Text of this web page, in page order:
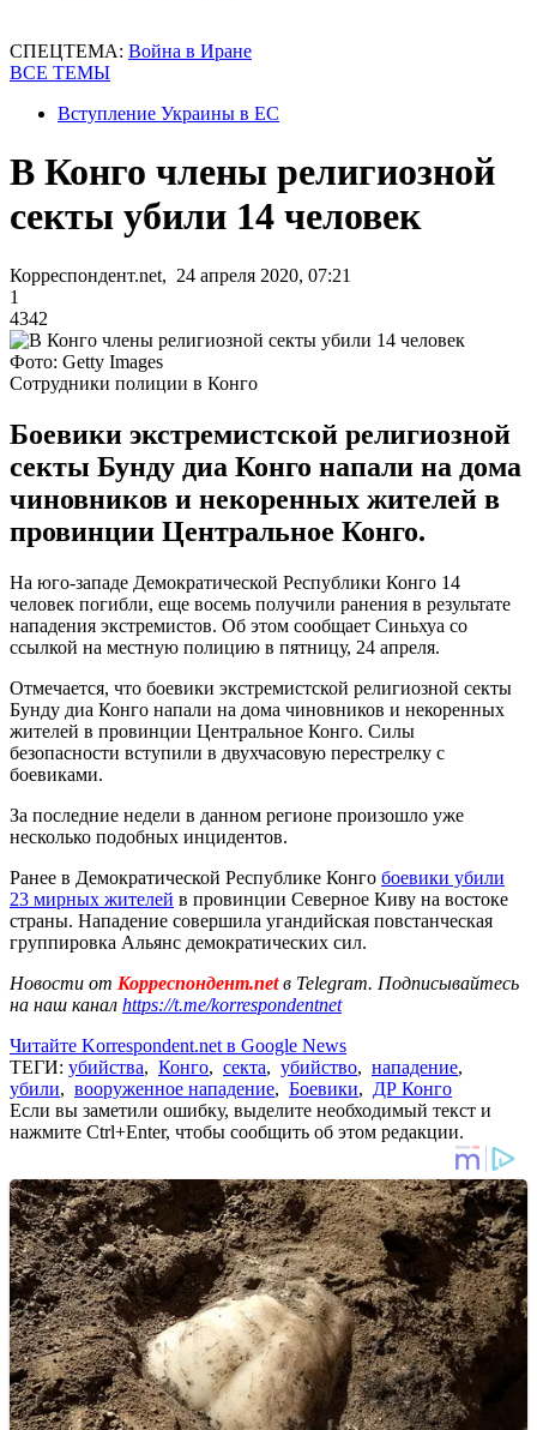
СПЕЦТЕМА: Война в Иране
ВСЕ ТЕМЫ
Вступление Украины в ЕС
В Конго члены религиозной
секты убили 14 человек
Корреспондент.net, 24 апреля 2020, 07:21
1
4342
Фото: Getty Images
Сотрудники полиции в Конго
Боевики экстремистской религиозной
секты Бунду диа Конго напали на дома
чиновников и некоренных жителей в
провинции Центральное Конго.
На юго-западе Демократической Республики Конго 14
человек погибли, еще восемь получили ранения в результате
нападения экстремистов. Об этом сообщает Синьхуа со
ссылкой на местную полицию в пятницу, 24 апреля.
Отмечается, что боевики экстремистской религиозной секты
Бунду диа Конго напали на дома чиновников и некоренных
жителей в провинции Центральное Конго. Силы
безопасности вступили в двухчасовую перестрелку с
боевиками.
За последние недели в данном регионе произошло уже
несколько подобных инцидентов.
Ранее в Демократической Республике Конго боевики убили
23 мирных жителей в провинции Северное Киву на востоке
страны. Нападение совершила угандийская повстанческая
группировка Альянс демократических сил.
Новости от Корреспондент.netв Telegram. Подписывайтесь
на наш канал https://t.me/korrespondentnet
Читайте Korrespondent.net в Google News
ТЕГИ: убийства, Конго, секта, убийство, нападение,
убили, вооруженное нападение, Боевики, ДР Конго
Если вы заметили ошибку, выделите необходимый текст и
нажмите Ctrl+Enter, чтобы сообщить об этом редакции.